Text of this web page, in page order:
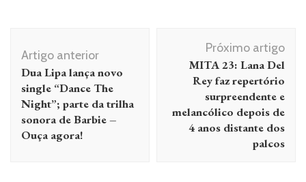
de
post
Artigo anterior
Dua Lipa lança novo
single “Dance The
Night”; parte da trilha
sonora de Barbie –
Ouça agora!
Próximo artigo
MITA 23: Lana Del
Rey faz repertório
surpreendente e
melancólico depois de
4 anos distante dos
palcos